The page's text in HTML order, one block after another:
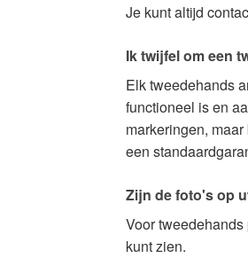
Je kunt altijd
Ik twijfel om een
Elk tweedehands
functioneel is en
markeringen,
een
Zijn de foto's op
Voor
kunt zien.